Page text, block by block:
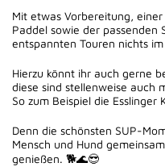
Mit etwas Vorbereitung,
Paddel sowie der passenden
entspannten Touren nichts
Hierzu könnt ihr auch gerne
diese sind stellenweise auch
So zum Beispiel die Esslinger
Denn die schönsten SUP-
Mensch und Hund
genießen. 🐕🌊😎